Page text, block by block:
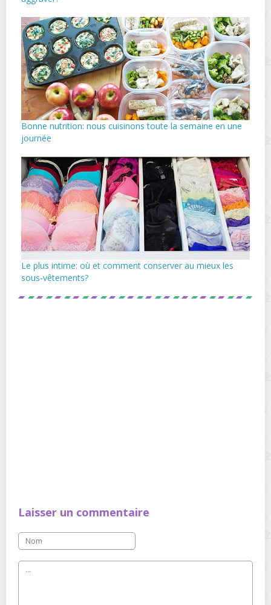
Bonne nutrition: nous cuisinons toute la semaine en une
journée
Le plus intime: où et comment conserver au mieux les
sous-vêtements?
Laisser un commentaire